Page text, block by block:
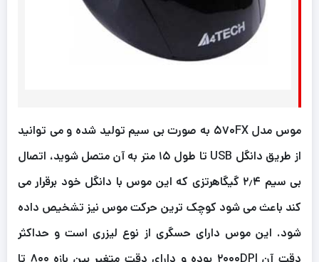
موس مدل ۵۷۰FX به صورت بی سیم تولید شده و می توانید
از طریق دانگل USB تا طول ۱۵ متر به آن متصل شوید، اتصال
بی سیم ۲٫۴ گیگاهرتزی که این موس با دانگل خود برقرار می
کند باعث می شود کوچک ترین حرکت موس نیز تشخیص داده
شود. این موس دارای حسگری از نوع لیزری است و حداکثر
دقت آن ۲۰۰۰DPI بوده و دارای دقت متغیر بین بازه ۸۰۰ تا